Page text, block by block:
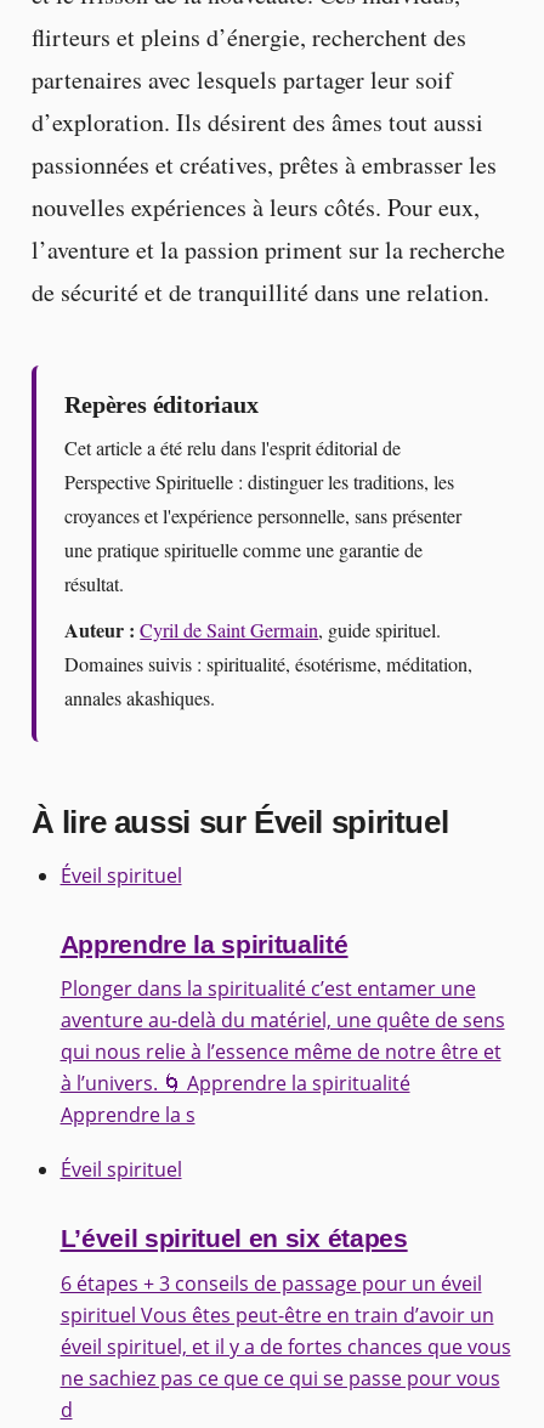
flirteurs et pleins d’énergie, recherchent des
partenaires avec lesquels partager leur soif
d’exploration. Ils désirent des âmes tout aussi
passionnées et créatives, prêtes à embrasser les
nouvelles expériences à leurs côtés. Pour eux,
l’aventure et la passion priment sur la recherche
de sécurité et de tranquillité dans une relation.
Repères éditoriaux
Cet article a été relu dans l'esprit éditorial de
Perspective Spirituelle : distinguer les traditions, les
croyances et l'expérience personnelle, sans présenter
une pratique spirituelle comme une garantie de
résultat.
Auteur : Cyril de Saint Germain, guide spirituel.
Domaines suivis : spiritualité, ésotérisme, méditation,
annales akashiques.
À lire aussi sur Éveil spirituel
Éveil spirituel
Apprendre la spiritualité
Plonger dans la spiritualité c’est entamer une
aventure au-delà du matériel, une quête de sens
qui nous relie à l’essence même de notre être et
à l’univers. 🌀 Apprendre la spiritualité
Apprendre la s
Éveil spirituel
L’éveil spirituel en six étapes
6 étapes + 3 conseils de passage pour un éveil
spirituel Vous êtes peut-être en train d’avoir un
éveil spirituel, et il y a de fortes chances que vous
ne sachiez pas ce que ce qui se passe pour vous
d